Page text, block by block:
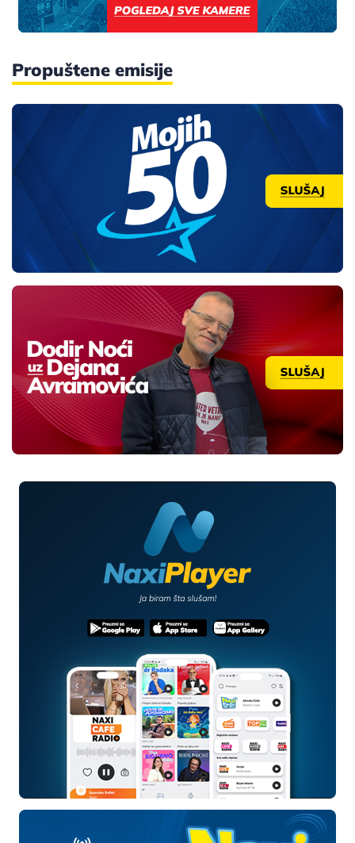
Propuštene emisije